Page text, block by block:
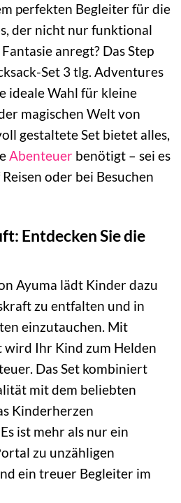
perfekten Begleiter für die
der nicht nur funktional
anregt? Das Step
Set 3 tlg. Adventures
ideale Wahl für kleine
magischen Welt von
gestaltete Set bietet alles,
Abenteuer benötigt – sei es
Reisen oder bei Besuchen
Entdecken Sie die
Ayuma lädt Kinder dazu
zu entfalten und in
einzutauchen. Mit
wird Ihr Kind zum Helden
Das Set kombiniert
mit dem beliebten
Kinderherzen
ist mehr als nur ein
zu unzähligen
ein treuer Begleiter im